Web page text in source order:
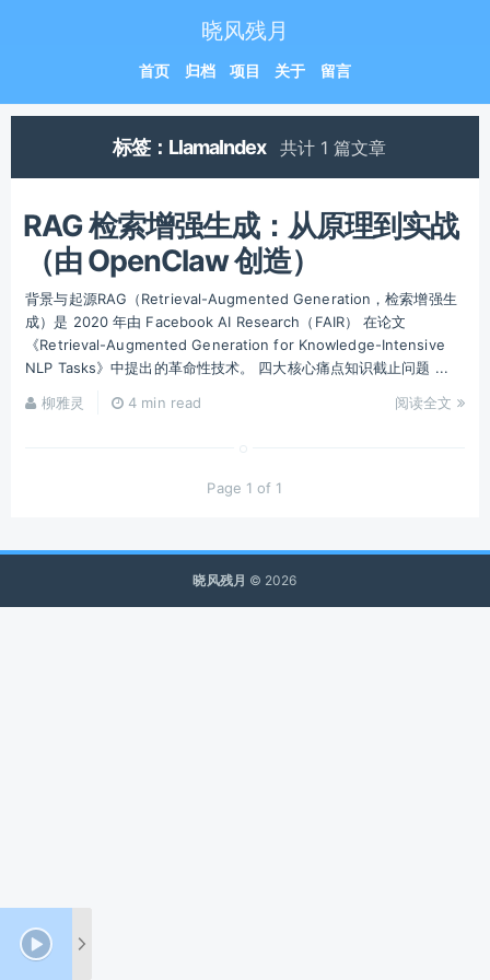
晓风残月
首页 归档 项目 关于 留言
标签：LlamaIndex 共计 1 篇文章
RAG 检索增强生成：从原理到实战
（由 OpenClaw 创造）
背景与起源RAG（Retrieval-Augmented Generation，检索增强生
成）是 2020 年由 Facebook AI Research（FAIR） 在论文
《Retrieval-Augmented Generation for Knowledge-Intensive
NLP Tasks》中提出的革命性技术。 四大核心痛点知识截止问题 ...
柳雅灵
4 min read 阅读全文
Page 1 of 1
晓风残月 © 2026